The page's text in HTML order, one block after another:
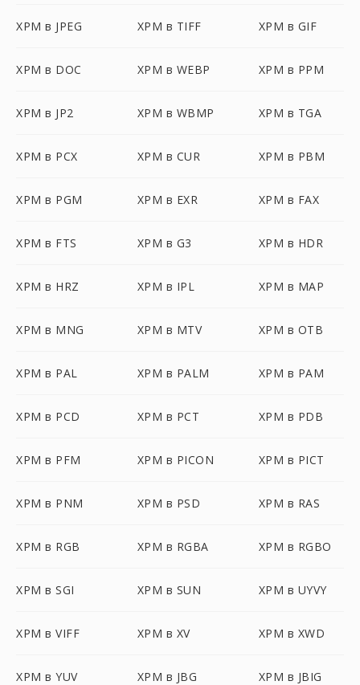
XPM в JPEG XPM в TIFF XPM в GIF
XPM в DOC XPM в WEBP XPM в PPM
XPM в JP2 XPM в WBMP XPM в TGA
XPM в PCX XPM в CUR XPM в PBM
XPM в PGM XPM в EXR XPM в FAX
XPM в FTS XPM в G3 XPM в HDR
XPM в HRZ XPM в IPL XPM в MAP
XPM в MNG XPM в MTV XPM в OTB
XPM в PAL XPM в PALM XPM в PAM
XPM в PCD XPM в PCT XPM в PDB
XPM в PFM XPM в PICON XPM в PICT
XPM в PNM XPM в PSD XPM в RAS
XPM в RGB XPM в RGBA XPM в RGBO
XPM в SGI XPM в SUN XPM в UYVY
XPM в VIFF XPM в XV XPM в XWD
XPM в YUV XPM в JBG XPM в JBIG